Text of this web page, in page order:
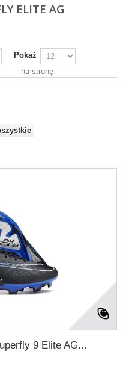
ELITE AG
Pokaż
na stronę
9 Elite AG...